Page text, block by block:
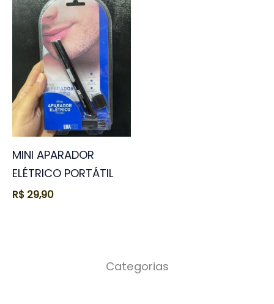
MINI APARADOR
ELÉTRICO PORTÁTIL
R$ 29,90
Categorias